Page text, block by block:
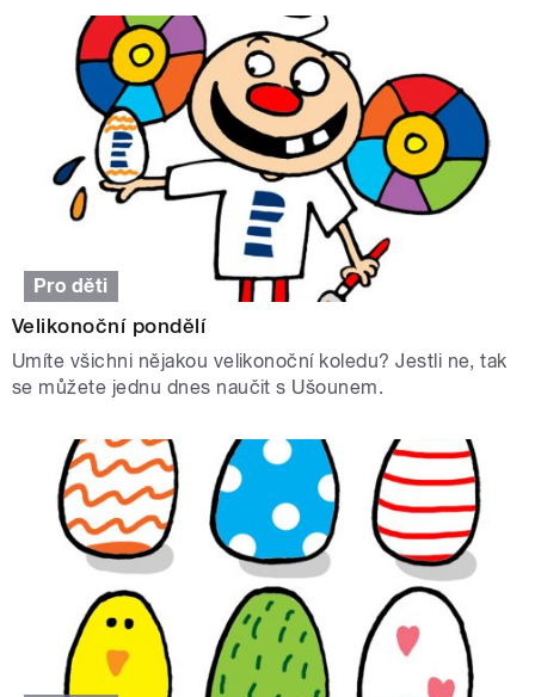
Pro děti
Velikonoční pondělí
Umíte všichni nějakou velikonoční koledu? Jestli ne, tak
se můžete jednu dnes naučit s Ušounem.